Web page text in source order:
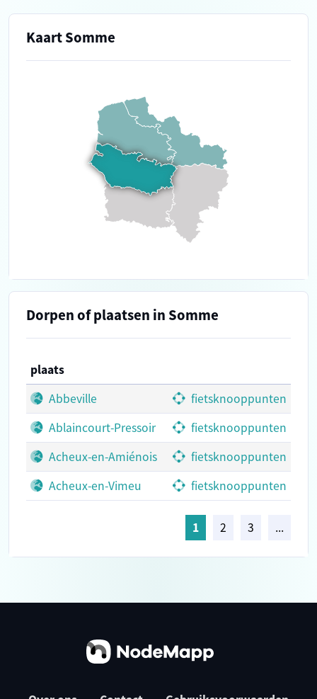
Kaart Somme
Dorpen of plaatsen in Somme
plaats
Abbeville
fietsknooppunten
Ablaincourt-Pressoir
fietsknooppunten
Acheux-en-Amiénois
fietsknooppunten
Acheux-en-Vimeu
fietsknooppunten
1 2 3 ...